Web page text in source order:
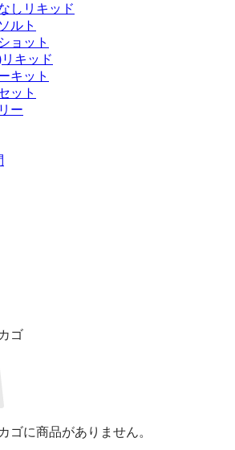
しリキッド
ルト
ョット
キッド
キット
ット
ー
ゴ
ゴに商品がありません。